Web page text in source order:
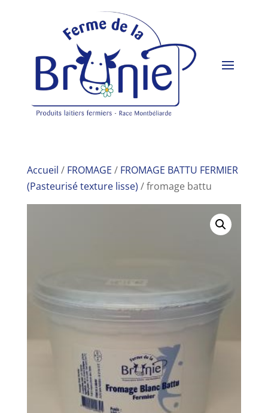
Accueil / FROMAGE / FROMAGE BATTU FERMIER
(Pasteurisé texture lisse) / fromage battu